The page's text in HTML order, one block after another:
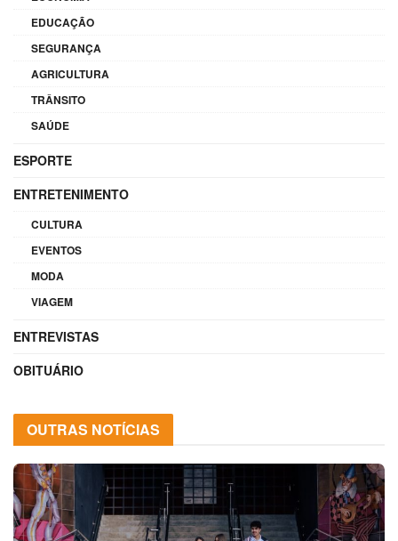
EDUCAÇÃO
SEGURANÇA
AGRICULTURA
TRÂNSITO
SAÚDE
ESPORTE
ENTRETENIMENTO
CULTURA
EVENTOS
MODA
VIAGEM
ENTREVISTAS
OBITUÁRIO
OUTRAS NOTÍCIAS